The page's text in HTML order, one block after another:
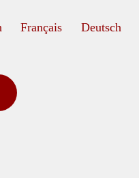
Français Deutsch